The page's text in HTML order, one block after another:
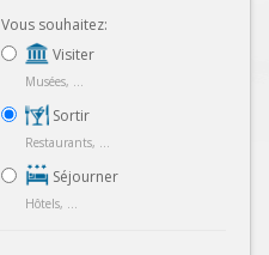
Vous souhaitez:
Visiter
Musées, ...
Sortir
Restaurants, ...
Séjourner
Hôtels, ...